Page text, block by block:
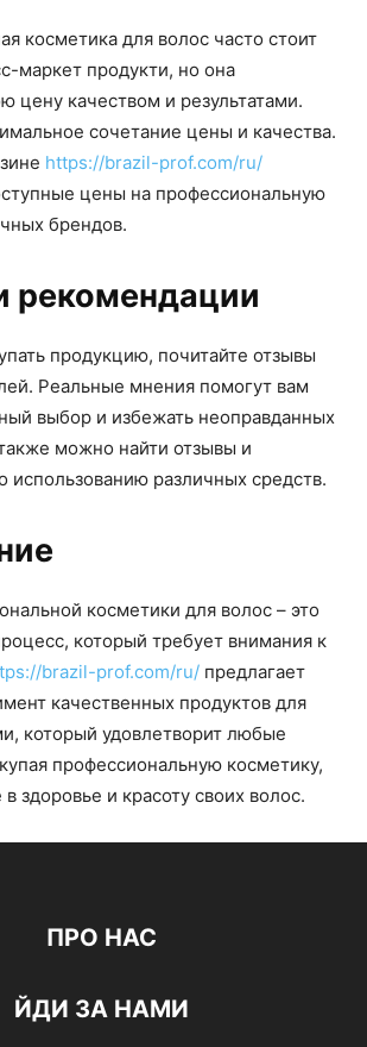
косметика для волос часто стоит
маркет продукти, но она
цену качеством и результатами.
сочетание цены и качества.
https://brazil-prof.com/ru/
цены на профессиональную
брендов.
рекомендации
продукцию, почитайте отзывы
Реальные мнения помогут вам
выбор и избежать неоправданных
можно найти отзывы и
использованию различных средств.
косметики для волос – это
который требует внимания к
brazil-prof.com/ru/ предлагает
качественных продуктов для
который удовлетворит любые
профессиональную косметику,
здоровье и красоту своих волос.
ПРО НАС
ЙДИ ЗА НАМИ